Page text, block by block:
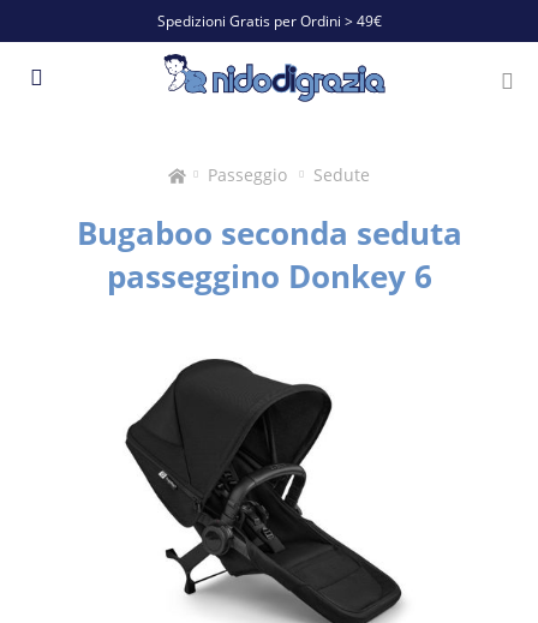
Spedizioni Gratis per Ordini > 49€
Passeggio Sedute
Bugaboo seconda seduta
passeggino Donkey 6